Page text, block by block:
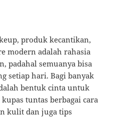
produk kecantikan,
modern adalah rahasia
padahal semuanya bisa
setiap hari. Bagi banyak
bentuk cinta untuk
tuntas berbagai cara
kulit dan juga tips